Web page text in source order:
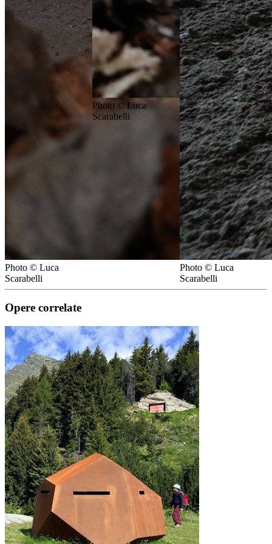
Photo © Luca
Scarabelli
Photo © Luca
Scarabelli
Photo © Luca
Scarabelli
Opere correlate